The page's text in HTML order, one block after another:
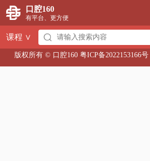
口腔160
有平台、更方便
课程 ∨
版权所有 © 口腔160 粤ICP备2022153166号